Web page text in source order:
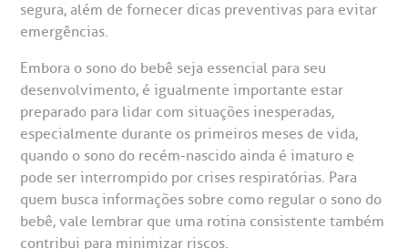
de consultas e exames
in antecipado
de exames
SAC
A BP conta com você para melhorar sempre a qualidade do
atendimento e dos serviços prestados.
A Ouvidoria e SAC são canais para você, cliente da BP, tirar
suas dúvidas, registrar suas reclamações ou fazer elogios
relacionados ao nosso atendimento e aos nossos serviços.
Hospital BP
e Pesquisa
do médico
de conduta
de atendimento
de Oncologia e Hematologia
de Excelência em Neurologia e
segura, além de fornecer dicas preventivas para evitar
emergências.
Embora o sono do bebê seja essencial para seu
desenvolvimento, é igualmente importante estar
preparado para lidar com situações inesperadas,
especialmente durante os primeiros meses de vida,
quando o sono do recém-nascido ainda é imaturo e
pode ser interrompido por crises respiratórias. Para
quem busca informações sobre como regular o sono do
bebê, vale lembrar que uma rotina consistente também
contribui para minimizar riscos.